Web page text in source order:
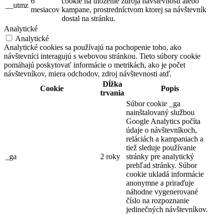
__utmz
mesiacov kampane, prostredníctvom ktorej sa návštevník
dostal na stránku.
Analytické
Analytické
Analytické cookies sa používajú na pochopenie toho, ako
návštevníci interagujú s webovou stránkou. Tieto súbory cookie
pomáhajú poskytovať informácie o metrikách, ako je počet
návštevníkov, miera odchodov, zdroj návštevnosti atď.
Cookie
Dĺžka
trvania
Popis
_ga 2 roky
Súbor cookie _ga
nainštalovaný službou
Google Analytics počíta
údaje o návštevníkoch,
reláciách a kampaniach a
tiež sleduje používanie
stránky pre analytický
prehľad stránky. Súbor
cookie ukladá informácie
anonymne a priraďuje
náhodne vygenerované
číslo na rozpoznanie
jedinečných návštevníkov.